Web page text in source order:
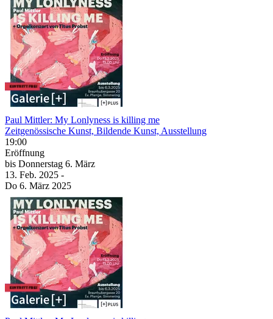
Paul Mittler: My Lonlyness is killing me
Zeitgenössische Kunst, Bildende Kunst, Ausstellung
19:00
Eröffnung
bis Donnerstag 6. März
13. Feb. 2025 -
Do 6. März 2025